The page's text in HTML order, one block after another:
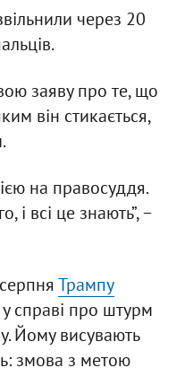
через 20
заяву про те, що
він стикається,
на правосуддя.
і всі це знають”, −
Трампу
у справі про штурм
Йому висувають
змова з метою